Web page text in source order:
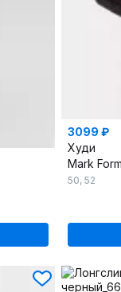
3099 ₽
Худи
Mark
50, 52